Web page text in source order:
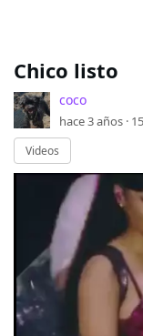
Chico listo
coco
hace 3 años ·
Videos